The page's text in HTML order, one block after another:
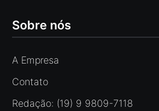
Sobre nós
A Empresa
Contato
Redação: (19) 9 9809-7118